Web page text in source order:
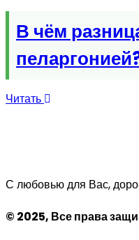
В чём
Читать
С любовью для Вас,
© 2025, Все права